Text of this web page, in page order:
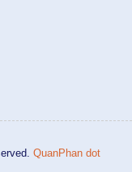
QuanPhan dot